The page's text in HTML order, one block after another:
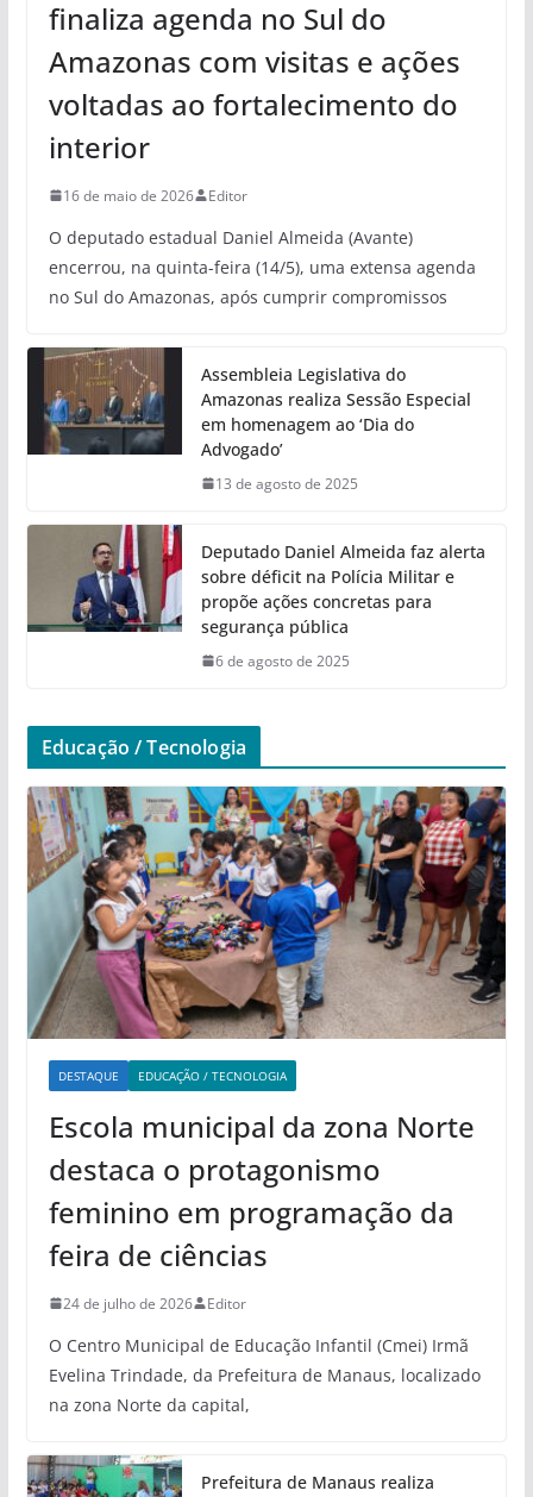
finaliza agenda no Sul do
Amazonas com visitas e ações
voltadas ao fortalecimento do
interior
16 de maio de 2026 Editor
O deputado estadual Daniel Almeida (Avante)
encerrou, na quinta-feira (14/5), uma extensa agenda
no Sul do Amazonas, após cumprir compromissos
Assembleia Legislativa do
Amazonas realiza Sessão Especial
em homenagem ao ‘Dia do
Advogado’
13 de agosto de 2025
Deputado Daniel Almeida faz alerta
sobre déficit na Polícia Militar e
propõe ações concretas para
segurança pública
6 de agosto de 2025
Educação / Tecnologia
DESTAQUE EDUCAÇÃO / TECNOLOGIA
Escola municipal da zona Norte
destaca o protagonismo
feminino em programação da
feira de ciências
24 de julho de 2026 Editor
O Centro Municipal de Educação Infantil (Cmei) Irmã
Evelina Trindade, da Prefeitura de Manaus, localizado
na zona Norte da capital,
Prefeitura de Manaus realiza